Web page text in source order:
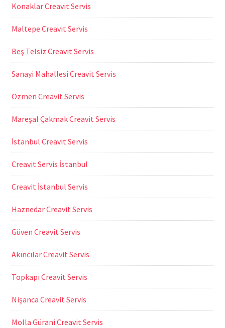
Konaklar Creavit Servis
Maltepe Creavit Servis
Beş Telsiz Creavit Servis
Sanayi Mahallesi Creavit Servis
Özmen Creavit Servis
Mareşal Çakmak Creavit Servis
İstanbul Creavit Servis
Creavit Servis İstanbul
Creavit İstanbul Servis
Haznedar Creavit Servis
Güven Creavit Servis
Akıncılar Creavit Servis
Topkapı Creavit Servis
Nişanca Creavit Servis
Molla Gürani Creavit Servis